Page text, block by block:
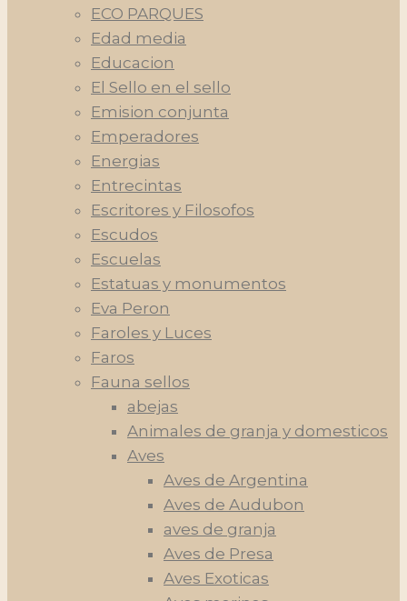
ECO PARQUES
Edad media
Educacion
El Sello en el sello
Emision conjunta
Emperadores
Energias
Entrecintas
Escritores y Filosofos
Escudos
Escuelas
Estatuas y monumentos
Eva Peron
Faroles y Luces
Faros
Fauna sellos
abejas
Animales de granja y domesticos
Aves
Aves de Argentina
Aves de Audubon
aves de granja
Aves de Presa
Aves Exoticas